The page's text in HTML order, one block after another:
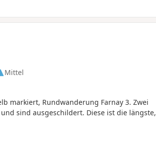
Mittel
markiert, Rundwanderung Farnay 3. Zwei
sind ausgeschildert. Diese ist die längste,